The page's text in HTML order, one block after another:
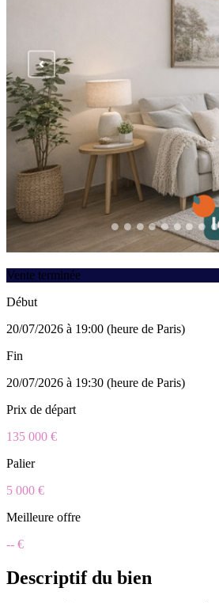
Vente terminée
Début
20/07/2026 à 19:00 (heure de Paris)
Fin
20/07/2026 à 19:30 (heure de Paris)
Prix de départ
135 000 €
Palier
5 000 €
Meilleure offre
-- €
Descriptif du bien